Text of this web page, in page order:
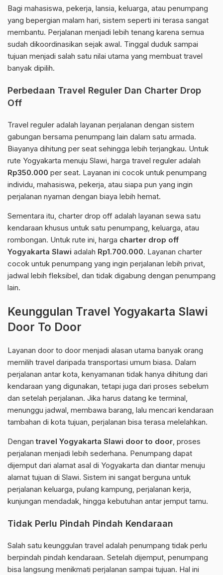
Bagi mahasiswa, pekerja, lansia, keluarga, atau penumpang
yang bepergian malam hari, sistem seperti ini terasa sangat
membantu. Perjalanan menjadi lebih tenang karena semua
sudah dikoordinasikan sejak awal. Tinggal duduk sampai
tujuan menjadi salah satu nilai utama yang membuat travel
banyak dipilih.
Perbedaan Travel Reguler Dan Charter Drop
Off
Travel reguler adalah layanan perjalanan dengan sistem
gabungan bersama penumpang lain dalam satu armada.
Biayanya dihitung per seat sehingga lebih terjangkau. Untuk
rute Yogyakarta menuju Slawi, harga travel reguler adalah
Rp350.000 per seat. Layanan ini cocok untuk penumpang
individu, mahasiswa, pekerja, atau siapa pun yang ingin
perjalanan nyaman dengan biaya lebih hemat.
Sementara itu, charter drop off adalah layanan sewa satu
kendaraan khusus untuk satu penumpang, keluarga, atau
rombongan. Untuk rute ini, harga charter drop off
Yogyakarta Slawi adalah Rp1.700.000. Layanan charter
cocok untuk penumpang yang ingin perjalanan lebih privat,
jadwal lebih fleksibel, dan tidak digabung dengan penumpang
lain.
Keunggulan Travel Yogyakarta Slawi
Door To Door
Layanan door to door menjadi alasan utama banyak orang
memilih travel daripada transportasi umum biasa. Dalam
perjalanan antar kota, kenyamanan tidak hanya dihitung dari
kendaraan yang digunakan, tetapi juga dari proses sebelum
dan setelah perjalanan. Jika harus datang ke terminal,
menunggu jadwal, membawa barang, lalu mencari kendaraan
tambahan di kota tujuan, perjalanan bisa terasa melelahkan.
Dengantravel Yogyakarta Slawi door to door, proses
perjalanan menjadi lebih sederhana. Penumpang dapat
dijemput dari alamat asal di Yogyakarta dan diantar menuju
alamat tujuan di Slawi. Sistem ini sangat berguna untuk
perjalanan keluarga, pulang kampung, perjalanan kerja,
kunjungan mendadak, hingga kebutuhan antar jemput tamu.
Tidak Perlu Pindah Pindah Kendaraan
Salah satu keunggulan travel adalah penumpang tidak perlu
berpindah pindah kendaraan. Setelah dijemput, penumpang
bisa langsung menikmati perjalanan sampai tujuan. Hal ini